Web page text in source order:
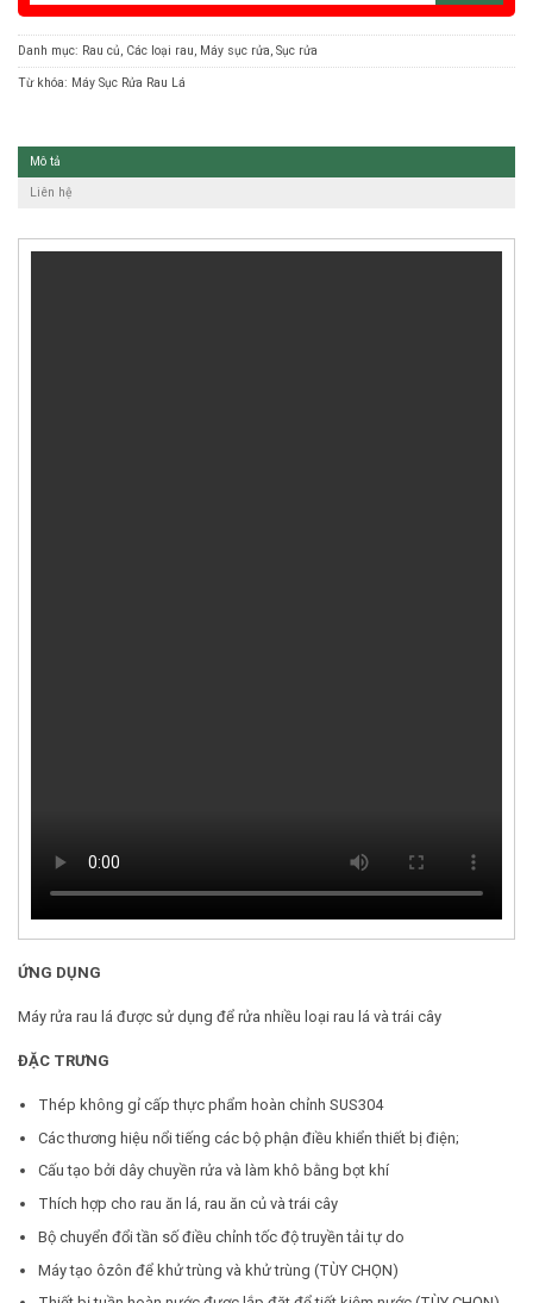
Danh mục: Rau củ, Các loại rau, Máy sục rửa, Sục rửa
Từ khóa: Máy Sục Rửa Rau Lá
Mô tả
Liên hệ
ỨNG DỤNG
Máy rửa rau lá được sử dụng để rửa nhiều loại rau lá và trái cây
ĐẶC TRƯNG
Thép không gỉ cấp thực phẩm hoàn chỉnh SUS304
Các thương hiệu nổi tiếng các bộ phận điều khiển thiết bị điện;
Cấu tạo bởi dây chuyền rửa và làm khô bằng bọt khí
Thích hợp cho rau ăn lá, rau ăn củ và trái cây
Bộ chuyển đổi tần số điều chỉnh tốc độ truyền tải tự do
Máy tạo ôzôn để khử trùng và khử trùng (TÙY CHỌN)